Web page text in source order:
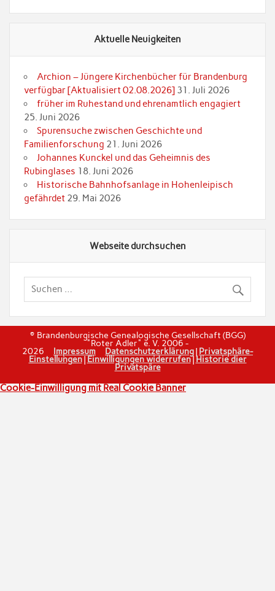
Aktuelle Neuigkeiten
Archion – Jüngere Kirchenbücher für Brandenburg
verfügbar [Aktualisiert 02.08.2026] 31. Juli 2026
früher im Ruhestand und ehrenamtlich engagiert
25. Juni 2026
Spurensuche zwischen Geschichte und
Familienforschung 21. Juni 2026
Johannes Kunckel und das Geheimnis des
Rubinglases 18. Juni 2026
Historische Bahnhofsanlage in Hohenleipisch
gefährdet 29. Mai 2026
Webseite durchsuchen
© Brandenburgische Genealogische Gesellschaft (BGG)
"Roter Adler" e. V. 2006 -
2026 Impressum Datenschutzerklärung| Privatsphäre-
Einstellungen| Einwilligungen widerrufen|Historie dier
Privatspäre
Cookie-Einwilligung mit Real Cookie Banner